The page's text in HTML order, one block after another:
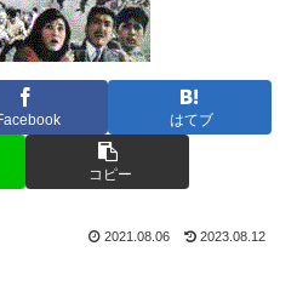
はてブ
コピー
2021.08.06 2023.08.12